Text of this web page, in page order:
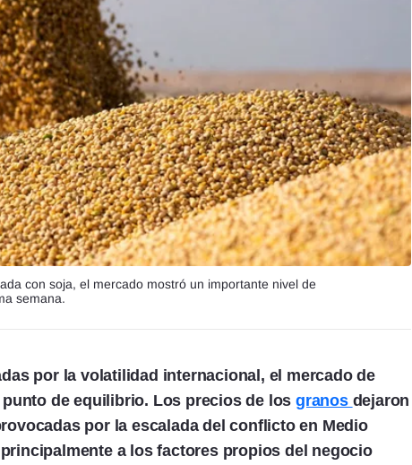
con soja, el mercado mostró un importante nivel de
semana.
por la volatilidad internacional, el mercado de
de equilibrio. Los precios de los granos dejaron
por la escalada del conflicto en Medio
a los factores propios del negocio